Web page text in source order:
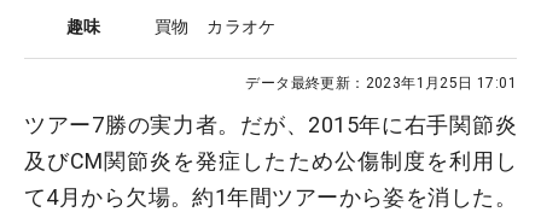
趣味 買物 カラオケ
データ最終更新： 2023年1月25日 17:01
ツアー7勝の実力者。だが、2015年に右手関節炎
及びCM関節炎を発症したため公傷制度を利用し
て4月から欠場。約1年間ツアーから姿を消した。